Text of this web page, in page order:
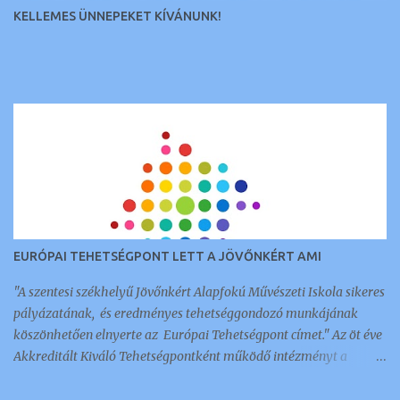
KELLEMES ÜNNEPEKET KÍVÁNUNK!
EURÓPAI TEHETSÉGPONT LETT A JÖVŐNKÉRT AMI
"A szentesi székhelyű Jövőnkért Alapfokú Művészeti Iskola sikeres
pályázatának, és eredményes tehetséggondozó munkájának
köszönhetően elnyerte az Európai Tehetségpont címet." Az öt éve
Akkreditált Kiváló Tehetségpontként működő intézményt a